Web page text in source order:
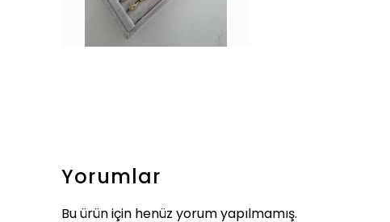
Yorumlar
Bu ürün için henüz yorum yapılmamış.